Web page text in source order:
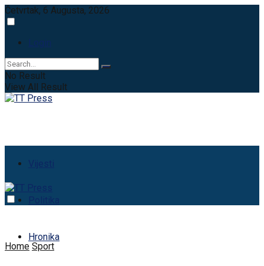
Četvrtak, 6 Augusta, 2026
Login
No Result
View All Result
Vijesti
Politika
Hronika
Home Sport